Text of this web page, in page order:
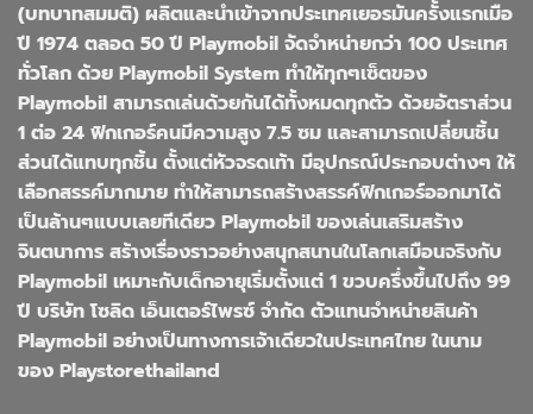
(บทบาทสมมติ) ผลิตและนำเข้าจากประเทศเยอรมันครั้งแรกเมือ
ปี 1974 ตลอด 50 ปี Playmobil จัดจำหน่ายกว่า 100 ประเทศ
ทั่วโลก ด้วย Playmobil System ทำให้ทุกๆเซ็ตของ
Playmobil สามารถเล่นด้วยกันได้ทั้งหมดทุกตัว ด้วยอัตราส่วน
1 ต่อ 24 ฟิกเกอร์คนมีความสูง 7.5 ซม และสามารถเปลี่ยนชิ้น
ส่วนได้แทบทุกชิ้น ตั้งแต่หัวจรดเท้า มีอุปกรณ์ประกอบต่างๆ ให้
เลือกสรรค์มากมาย ทำให้สามารถสร้างสรรค์ฟิกเกอร์ออกมาได้
เป็นล้านๆแบบเลยทีเดียว Playmobil ของเล่นเสริมสร้าง
จินตนาการ สร้างเรื่องราวอย่างสนุกสนานในโลกเสมือนจริงกับ
Playmobil เหมาะกับเด็กอายุเริ่มตั้งแต่ 1 ขวบครึ่งขึ้นไปถึง 99
ปี บริษัท โซลิด เอ็นเตอร์ไพรซ์ จำกัด ตัวแทนจำหน่ายสินค้า
Playmobil อย่างเป็นทางการเจ้าเดียวในประเทศไทย ในนาม
ของ Playstorethailand